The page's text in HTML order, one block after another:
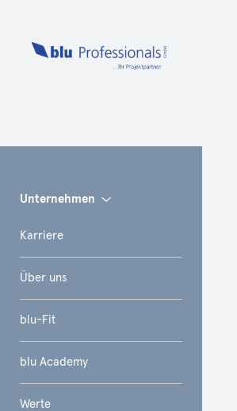
Unternehmen
Karriere
Über uns
blu-Fit
blu Academy
Werte